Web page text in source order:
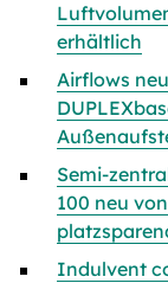
erhältlich
Airflows
Semi-
100 neu
Indulvent